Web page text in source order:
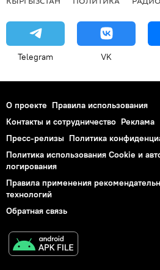
Telegram VK
О проекте Правила использования
Контакты и сотрудничество Реклама
Пресс-релизы Политика
Политика использования Cookie и
логирования
Правила применения
технологий
Обратная связь